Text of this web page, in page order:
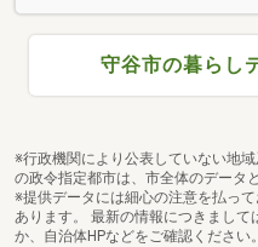
守谷市の暮らし
※行政機関により公表していない地
の政令指定都市は、市全体のデータ
※提供データには細心の注意を払っ
あります。 最新の情報につきまして
か、自治体HPなどをご確認ください。